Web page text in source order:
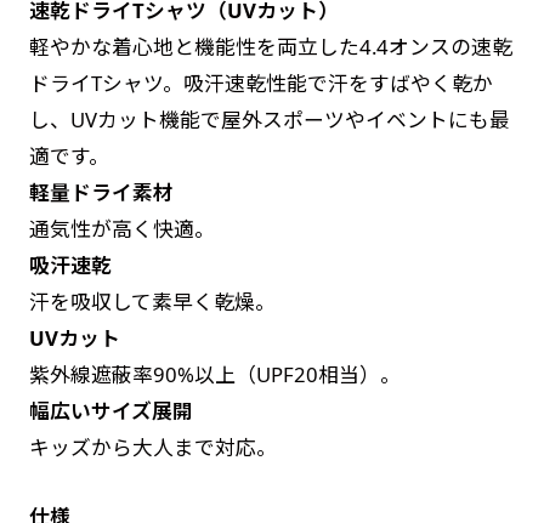
速乾ドライTシャツ（UVカット）
軽やかな着心地と機能性を両立した4.4オンスの速乾
ドライTシャツ。吸汗速乾性能で汗をすばやく乾か
し、UVカット機能で屋外スポーツやイベントにも最
適です。
軽量ドライ素材
通気性が高く快適。
吸汗速乾
汗を吸収して素早く乾燥。
UVカット
紫外線遮蔽率90%以上（UPF20相当）。
幅広いサイズ展開
キッズから大人まで対応。
仕様
ます。（レギュラーのれん縦50cm／レギュラー
スリムのれん縦30cm）お店の入口付近の装飾に
是非！
お急ぎ［ +330円 ］
お急ぎは翌営業日発送（基本12時締め切り)枚数
によって対応できない場合、ギリギリでも対応
できる場合もあります。防炎加工、トロピカル
生地は対応不可です。